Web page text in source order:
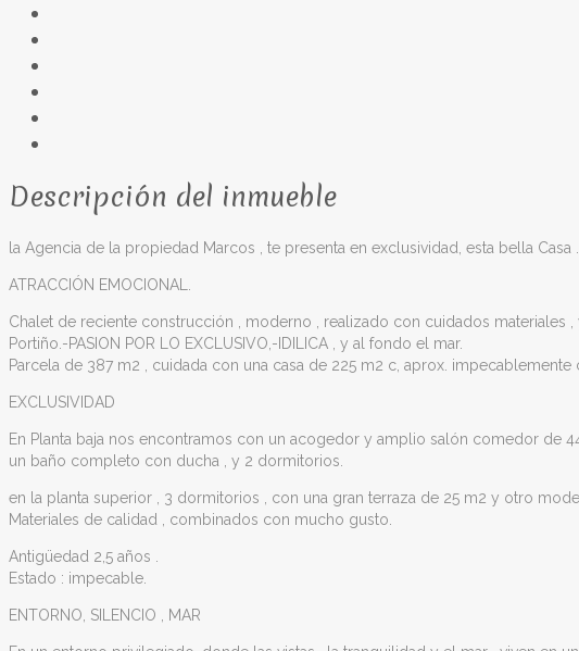
Descripción del inmueble
la Agencia de la propiedad Marcos , te presenta en exclusividad, esta bella Casa .
ATRACCIÓN EMOCIONAL.
Chalet de reciente construcción , moderno , realizado con cuidados materiales
Portiño.-PASION POR LO EXCLUSIVO,-IDILICA , y al fondo el mar.
Parcela de 387 m2 , cuidada con una casa de 225 m2 c, aprox.
EXCLUSIVIDAD
En Planta baja nos encontramos con un acogedor y amplio salón comedor de
un baño completo con ducha , y 2 dormitorios.
en la planta superior , 3 dormitorios , con una gran terraza de 25 m2 y otro
Materiales de calidad , combinados con mucho gusto.
Antigüedad 2,5 años .
Estado : impecable.
ENTORNO, SILENCIO , MAR